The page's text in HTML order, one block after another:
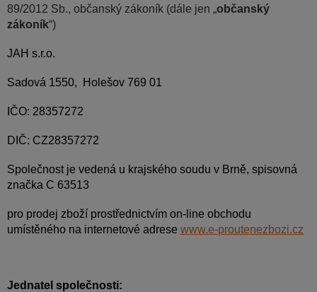
89/2012 Sb., občanský zákoník (dále jen „občanský
zákoník“)
JAH s.r.o.
Sadová 1550, Holešov 769 01
IČO: 28357272
DIČ: CZ28357272
Společnost je vedená u krajského soudu v Brně, spisovná
značka C 63513
pro prodej zboží prostřednictvím on-line obchodu
umístěného na internetové adrese www.e-proutenezbozi.cz
Jednatel společnosti: